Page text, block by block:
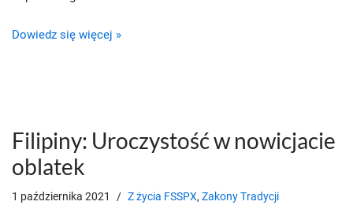
Dowiedz się więcej »
Filipiny: Uroczystość w nowicjacie
oblatek
1 października 2021 Z życia FSSPX, Zakony Tradycji